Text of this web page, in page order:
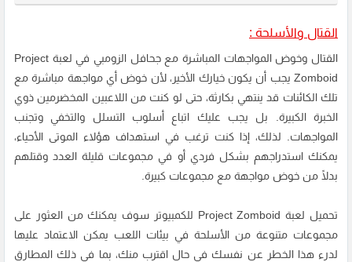
القتال والأسلحة :
القتال وخوض المواجهات المباشرة مع جحافل الزومبي في لعبة Project
Zomboid يجب أن يكون خيارك الأخير، لأن خوض أي مواجهة مباشرة مع
تلك الكائنات قد ينتهي بكارثة، حتى لو كنت من اللاعبين المخضرمين ذوي
الخبرة الكبيرة. بل يجب عليك اتباع أسلوب التسلل والتخفي وتجنب
المواجهات. لذلك، إذا كنت ترغب في استهداف هؤلاء الموتى الأحياء،
يمكنك استدراجهم بشكل فردي أو في مجموعات قليلة العدد وقتلهم
بدلًا من خوض مواجهة مع مجموعات كبيرة.
تحميل لعبة Project Zomboid للكمبيوتر سوف يمكنك من العثور على
مجموعات متنوعة من الأسلحة في بيئات اللعب يمكن الاعتماد عليها
لدرء هذا الخطر عن نفسك في حال اقترب منك، بما في ذلك المطارق